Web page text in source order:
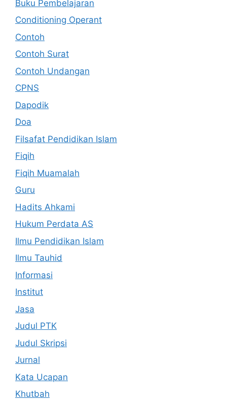
Buku Pembelajaran
Conditioning Operant
Contoh
Contoh Surat
Contoh Undangan
CPNS
Dapodik
Doa
Filsafat Pendidikan Islam
Fiqih
Fiqih Muamalah
Guru
Hadits Ahkami
Hukum Perdata AS
Ilmu Pendidikan Islam
Ilmu Tauhid
Informasi
Institut
Jasa
Judul PTK
Judul Skripsi
Jurnal
Kata Ucapan
Khutbah